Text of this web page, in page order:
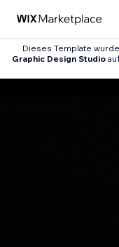
Dieses Template
Graphic Design Studio